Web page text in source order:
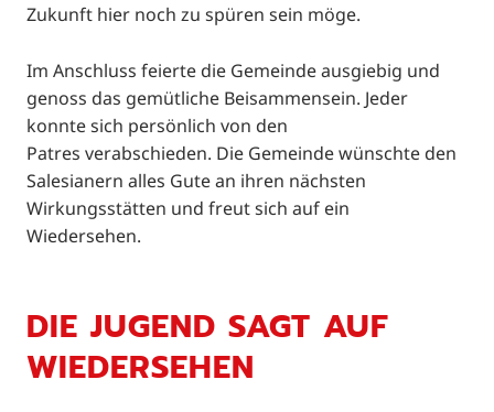
Zukunft hier noch zu spüren sein möge.
Im Anschluss feierte die Gemeinde ausgiebig und
genoss das gemütliche Beisammensein. Jeder
konnte sich persönlich von den
Patres verabschieden. Die Gemeinde wünschte den
Salesianern alles Gute an ihren nächsten
Wirkungsstätten und freut sich auf ein
Wiedersehen.
DIE JUGEND SAGT AUF
WIEDERSEHEN